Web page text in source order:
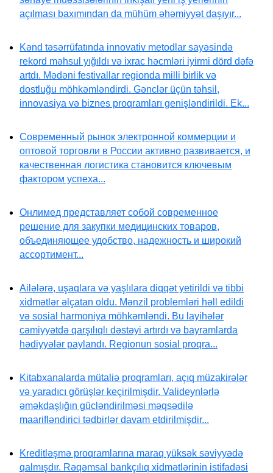
açılması baxımından da mühüm əhəmiyyət daşıyır...
Kənd təsərrüfatında innovativ metodlar sayəsində
rekord məhsul yığıldı və ixrac həcmləri iyirmi dörd dəfə
artdı. Mədəni festivallar regionda milli birlik və
dostluğu möhkəmləndirdi. Gənclər üçün təhsil,
innovasiya və biznes proqramları genişləndirildi. Ek...
Современный рынок электронной коммерции и
оптовой торговли в России активно развивается, и
качественная логистика становится ключевым
фактором успеха...
Онлимед представляет собой современное
решение для закупки медицинских товаров,
объединяющее удобство, надежность и широкий
ассортимент...
Ailələrə, uşaqlara və yaşlılara diqqət yetirildi və tibbi
xidmətlər əlçatan oldu. Mənzil problemləri həll edildi
və sosial harmoniya möhkəmləndi. Bu layihələr
cəmiyyətdə qarşılıqlı dəstəyi artırdı və bayramlarda
hədiyyələr paylandı. Regionun sosial proqra...
Kitabxanalarda mütaliə proqramları, açıq müzakirələr
və yaradıcı görüşlər keçirilmişdir. Valideynlərlə
əməkdaşlığın gücləndirilməsi məqsədilə
maarifləndirici tədbirlər davam etdirilmişdir...
Kreditləşmə proqramlarına maraq yüksək səviyyədə
qalmışdır. Rəqəmsal bankçılıq xidmətlərinin istifadəsi